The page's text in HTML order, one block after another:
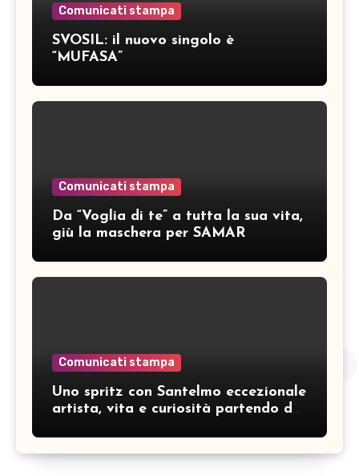
Comunicati stampa
SVOSIL: il nuovo singolo è
“MUFASA”
Comunicati stampa
Da “Voglia di te” a tutta la sua vita,
giù la maschera per SAMAR
Comunicati stampa
Uno spritz con Santelmo eccezionale
artista, vita e curiosità partendo da